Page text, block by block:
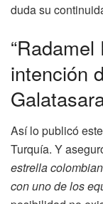
duda su
intención
Así lo publicó
Turquía. Y
estrella
con uno de los